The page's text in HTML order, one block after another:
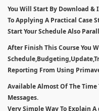
You Will Start By Download &
To Applying A Practical Case
Start Your Schedule Also
After Finish This Course You
Reporting From Using
Available Almost Of The Time
Messages.
Very Simple Way To Explain